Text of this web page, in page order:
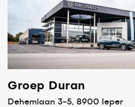
Groep Duran
Dehemlaan 3-5, 8900 Ieper